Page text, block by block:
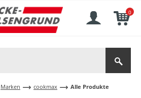
0
Marken cookmax Alle Produkte